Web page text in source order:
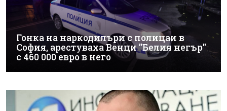
Гонка на наркодилъри с полицаи в
София, арестуваха Венци "Белия негър"
с 460 000 евро в него